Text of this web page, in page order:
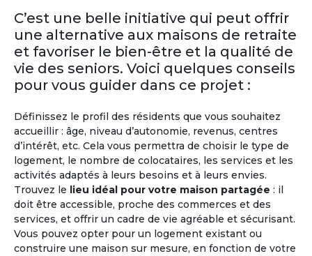
C’est une belle initiative qui peut offrir
une alternative aux maisons de retraite
et favoriser le bien-être et la qualité de
vie des seniors. Voici quelques conseils
pour vous guider dans ce projet :
Définissez le profil des résidents que vous souhaitez
accueillir : âge, niveau d’autonomie, revenus, centres
d’intérêt, etc. Cela vous permettra de choisir le type de
logement, le nombre de colocataires, les services et les
activités adaptés à leurs besoins et à leurs envies.
Trouvez le lieu idéal pour votre maison partagée : il
doit être accessible, proche des commerces et des
services, et offrir un cadre de vie agréable et sécurisant.
Vous pouvez opter pour un logement existant ou
construire une maison sur mesure, en fonction de votre
RetraiteMalte
Malte bénéficie d’un climat avantageux toute
l’année, avec 300 jours d’ensoleillement par an.
La Valette à Malte, où plusieurs nationalités se
côtoient, apparaît dans les premiers rangs des
pays où il fait bon y passer sa retraite. D’ailleurs
Malte dispose également d’un système de
santé performant. L’anglais est la deuxième
langue nationale.